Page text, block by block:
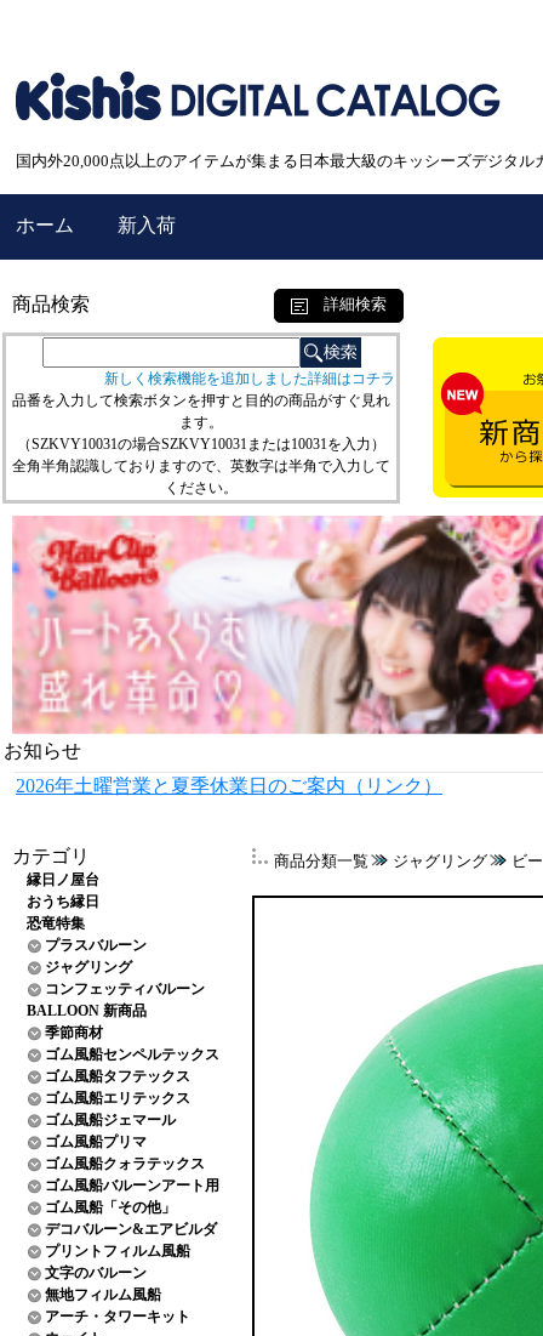
国内外20,000点以上のアイテムが集まる日本最大級のキッシーズデジタル
ホーム 新入荷
商品検索 詳細検索
新しく検索機能を追加しました詳細はコチラ
品番を入力して検索ボタンを押すと目的の商品がすぐ見れ
ます。
（SZKVY10031の場合SZKVY10031または10031を入力）
全角半角認識しておりますので、英数字は半角で入力して
ください。
お知らせ
2026年土曜営業と夏季休業日のご案内（リンク）
カテゴリ
縁日ノ屋台
おうち縁日
恐竜特集
プラスバルーン
ジャグリング
コンフェッティバルーン
BALLOON 新商品
季節商材
ゴム風船センペルテックス
ゴム風船タフテックス
ゴム風船エリテックス
ゴム風船ジェマール
ゴム風船プリマ
ゴム風船クォラテックス
ゴム風船バルーンアート用
ゴム風船「その他」
デコバルーン&エアビルダ
プリントフィルム風船
文字のバルーン
無地フィルム風船
アーチ・タワーキット
商品分類一覧 ジャグリング ビ